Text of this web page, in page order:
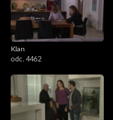
Klan
odc. 4462